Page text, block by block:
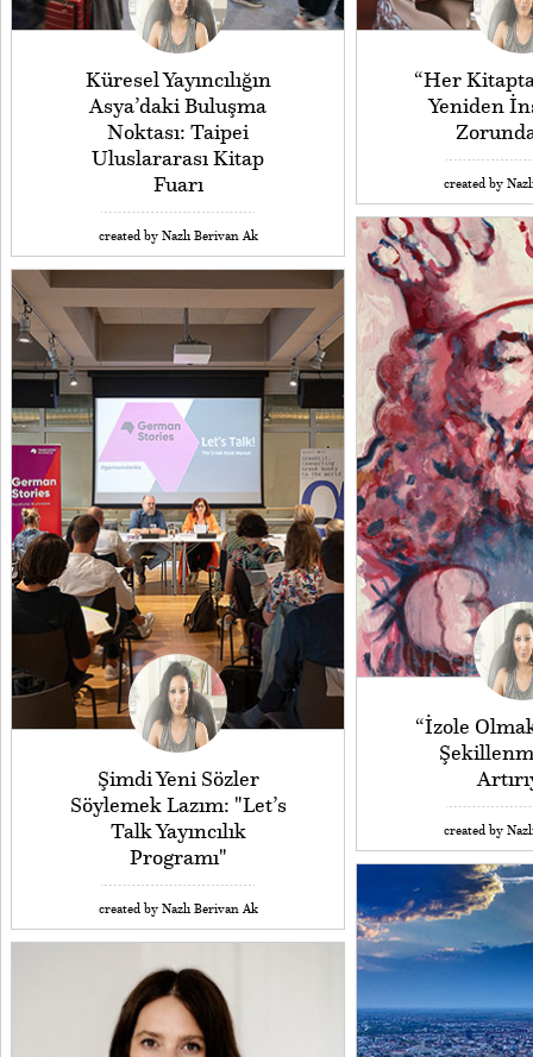
Küresel Yayıncılığın
Asya’daki Buluşma
Noktası: Taipei
Uluslararası Kitap
Fuarı
created by Nazlı Berivan Ak
“Her
Yeniden
created by
“İzole
created by
Şimdi Yeni Sözler
Söylemek Lazım: "Let’s
Talk Yayıncılık
Programı"
created by Nazlı Berivan Ak